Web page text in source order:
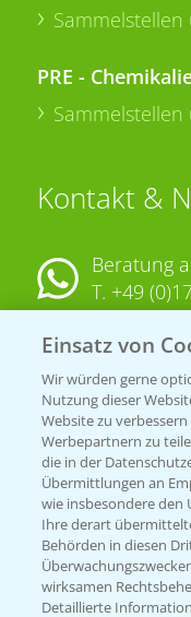
PRE -
Kontakt &
Beratung
T. +49
KONTAKT
Hilfe in
T.+49
Einsatz von
Wir würden gerne
Nutzung dieser
Website zu
Werbepartnern zu
die in der
Übermittlungen an
wie insbesondere den
Ihre derart
Behörden in diesen
wirksamen
Detaillierte